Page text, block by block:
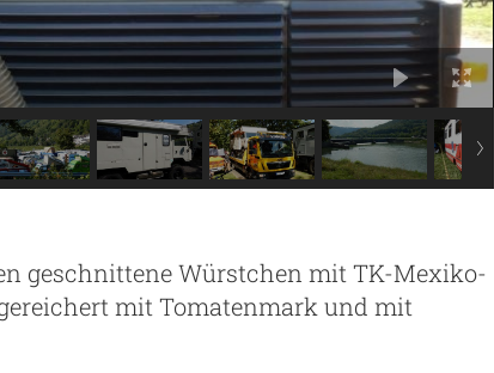
geschnittene Würstchen mit TK-Mexiko-
mit Tomatenmark und mit